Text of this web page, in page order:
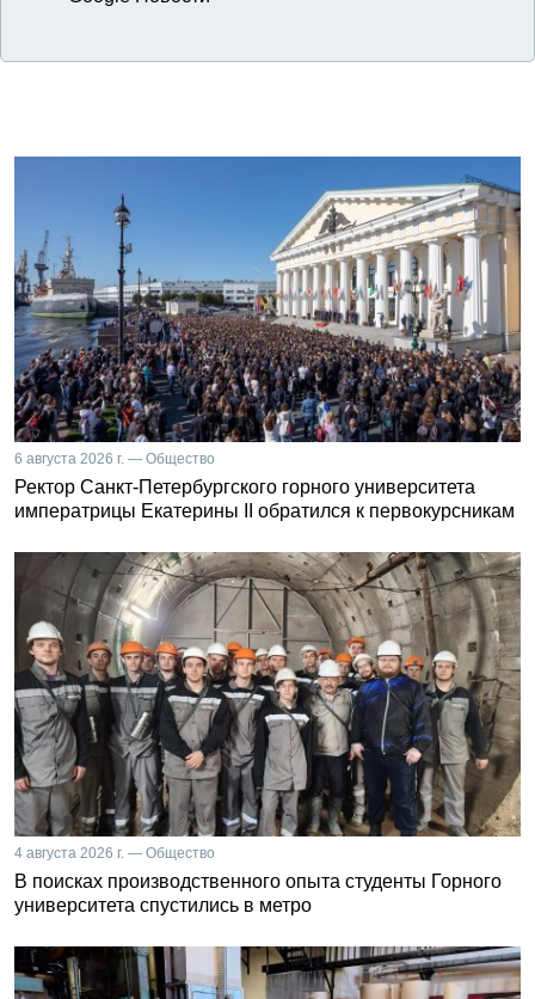
6 августа 2026 г. — Общество
Ректор Санкт-Петербургского горного университета
императрицы Екатерины II обратился к первокурсникам
4 августа 2026 г. — Общество
В поисках производственного опыта студенты Горного
университета спустились в метро